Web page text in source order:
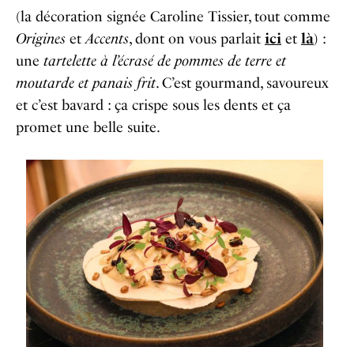
(la décoration signée Caroline Tissier, tout comme
Origines etAccents, dont on vous parlait ici et là) :
une tartelette à l’écrasé de pommes de terre et
moutarde et panais frit. C’est gourmand, savoureux
et c’est bavard : ça crispe sous les dents et ça
promet une belle suite.